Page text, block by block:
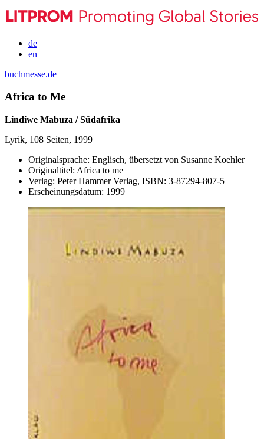
de
en
buchmesse.de
Africa to Me
Lindiwe Mabuza / Südafrika
Lyrik, 108 Seiten, 1999
Originalsprache: Englisch, übersetzt von Susanne Koehler
Originaltitel: Africa to me
Verlag: Peter Hammer Verlag, ISBN: 3-87294-807-5
Erscheinungsdatum: 1999